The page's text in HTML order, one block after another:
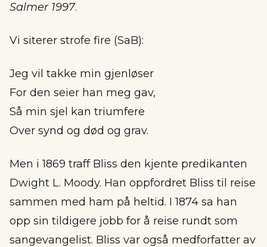
Salmer 1997.
Vi siterer strofe fire (SaB):
Jeg vil takke min gjenløser
For den seier han meg gav,
Så min sjel kan triumfere
Over synd og død og grav.
Men i 1869 traff Bliss den kjente predikanten
Dwight L. Moody. Han oppfordret Bliss til reise
sammen med ham på heltid. I 1874 sa han
opp sin tildigere jobb for å reise rundt som
sangevangelist. Bliss var også medforfatter av